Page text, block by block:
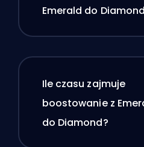
Emerald do
Ile czasu zajmuje
boostowanie z
do Diamond?